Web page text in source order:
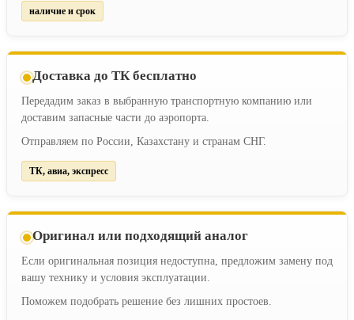
наличие и срок
Доставка до ТК бесплатно
Передадим заказ в выбранную транспортную компанию или
доставим запасные части до аэропорта.
Отправляем по России, Казахстану и странам СНГ.
ТК, авиа, экспресс
Оригинал или подходящий аналог
Если оригинальная позиция недоступна, предложим замену под
вашу технику и условия эксплуатации.
Поможем подобрать решение без лишних простоев.